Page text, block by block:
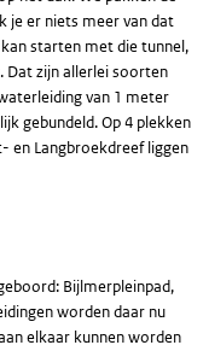
je er niets meer van dat
starten met die tunnel,
Dat zijn allerlei soorten
van 1 meter
gebundeld. Op 4 plekken
en Langbroekdreef liggen
Bijlmerpleinpad,
worden daar nu
elkaar kunnen worden